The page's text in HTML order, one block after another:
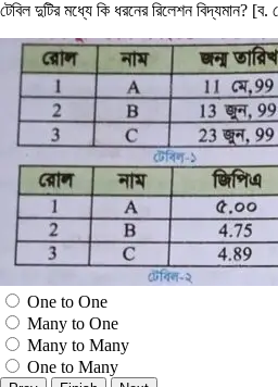
টেবিল দুটির মধ্যে কি ধরনের রিলেশন বিদ্যমান? [ব.
One to One
Many to One
Many to Many
One to Many